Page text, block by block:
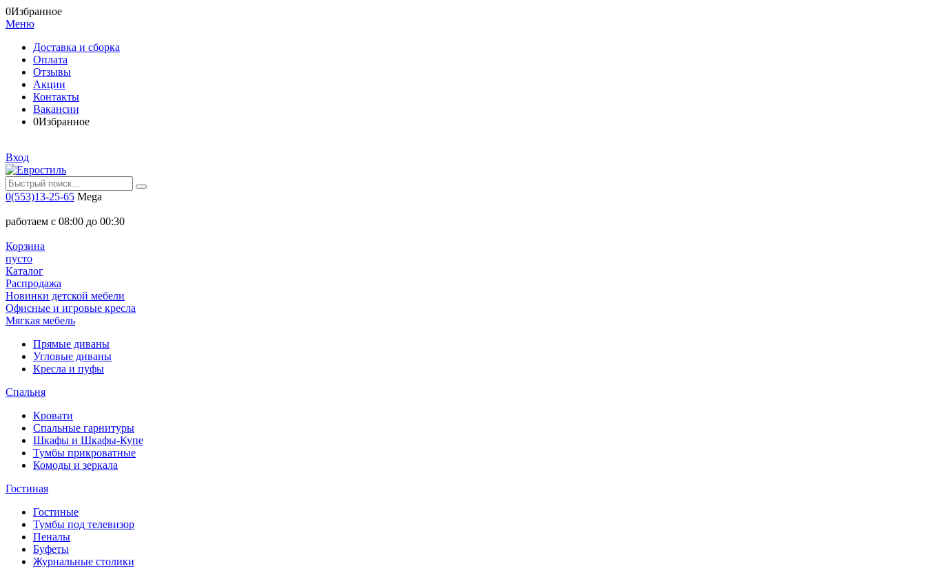
0Избранное
Меню
Доставка и сборка
Оплата
Отзывы
Акции
Контакты
Вакансии
0Избранное
Вход
0(553)13-25-65 Mega
работаем с 08:00 до 00:30
Корзина
пусто
Каталог
Распродажа
Новинки детской мебели
Офисные и игровые кресла
Мягкая мебель
Прямые диваны
Угловые диваны
Кресла и пуфы
Спальня
Кровати
Спальные гарнитуры
Шкафы и Шкафы-Купе
Тумбы прикроватные
Комоды и зеркала
Гостиная
Гостиные
Тумбы под телевизор
Пеналы
Буфеты
Журнальные столики